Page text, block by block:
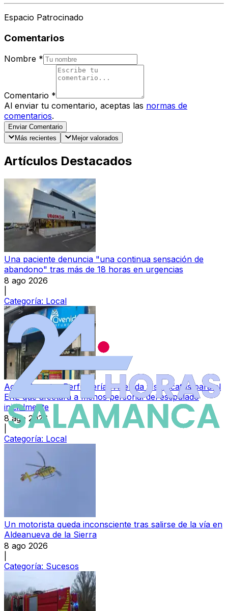
Espacio Patrocinado
Comentarios
Nombre *
Comentario *
Al enviar tu comentario, aceptas las normas de
comentarios.
Enviar Comentario
Más recientes
Mejor valorados
Artículos Destacados
Una paciente denuncia "una continua sensación de
abandono" tras más de 18 horas en urgencias
8 ago 2026
Categoría: Local
Acuerdo entre Perfumerías Avenida y sindicatos para el
ERE que afectará a menos personal del estipulado
inicialmente
8 ago 2026
Categoría: Local
Un motorista queda inconsciente tras salirse de la vía en
Aldeanueva de la Sierra
8 ago 2026
Categoría: Sucesos